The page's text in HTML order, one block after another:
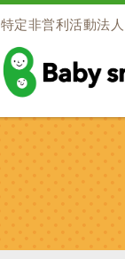
特定非営利活動法人